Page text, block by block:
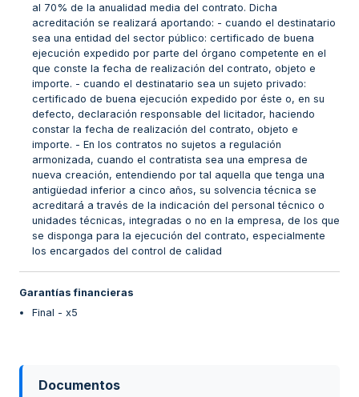
al 70% de la anualidad media del contrato. Dicha
acreditación se realizará aportando: - cuando el destinatario
sea una entidad del sector público: certificado de buena
ejecución expedido por parte del órgano competente en el
que conste la fecha de realización del contrato, objeto e
importe. - cuando el destinatario sea un sujeto privado:
certificado de buena ejecución expedido por éste o, en su
defecto, declaración responsable del licitador, haciendo
constar la fecha de realización del contrato, objeto e
importe. - En los contratos no sujetos a regulación
armonizada, cuando el contratista sea una empresa de
nueva creación, entendiendo por tal aquella que tenga una
antigüedad inferior a cinco años, su solvencia técnica se
acreditará a través de la indicación del personal técnico o
unidades técnicas, integradas o no en la empresa, de los que
se disponga para la ejecución del contrato, especialmente
los encargados del control de calidad
Garantías financieras
Final - x5
Documentos